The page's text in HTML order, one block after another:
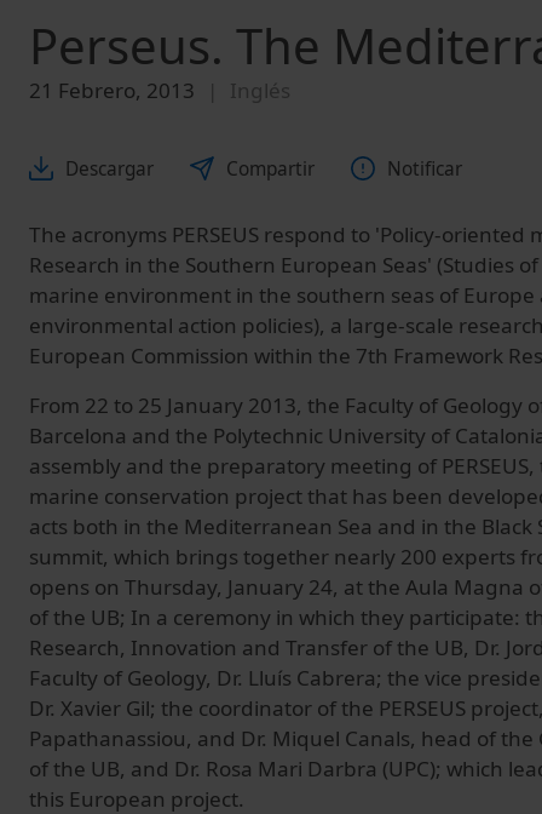
Perseus. The
21 Febrero, 2013 Inglés
Descargar Compartir Notificar
The acronyms PERSEUS respond to 'Policy-
Research in the Southern European Seas' (Studies
marine environment in the southern seas of
environmental action policies), a large-scale
European Commission within the 7th Framework
From 22 to 25 January 2013, the Faculty of Geology
Barcelona and the Polytechnic University of
assembly and the preparatory meeting of
marine conservation project that has been
acts both in the Mediterranean Sea and in the Black
summit, which brings together nearly 200 experts
opens on Thursday, January 24, at the Aula Magna
of the UB; In a ceremony in which they participate:
Research, Innovation and Transfer of the UB, Dr.
Faculty of Geology, Dr. Lluís Cabrera; the vice
Dr. Xavier Gil; the coordinator of the PERSEUS
Papathanassiou, and Dr. Miquel Canals, head of the
of the UB, and Dr. Rosa Mari Darbra (UPC); which
this European project.